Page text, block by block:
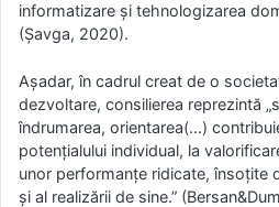
informatizare și tehnologizarea
(Șavga, 2020).
Așadar, în cadrul creat de o
dezvoltare, consilierea reprezintă
îndrumarea, orientarea(…)
potențialului individual, la
unor performanțe ridicate, însoțite
și al realizării de sine.”